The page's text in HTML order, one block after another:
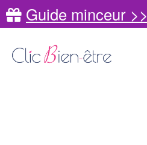
Guide minceur >>